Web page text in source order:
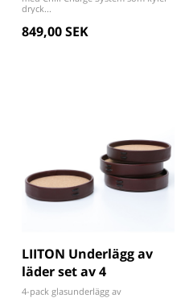
dryck...
849,00 SEK
LIITON Underlägg av
läder set av 4
4-pack glasunderlägg av